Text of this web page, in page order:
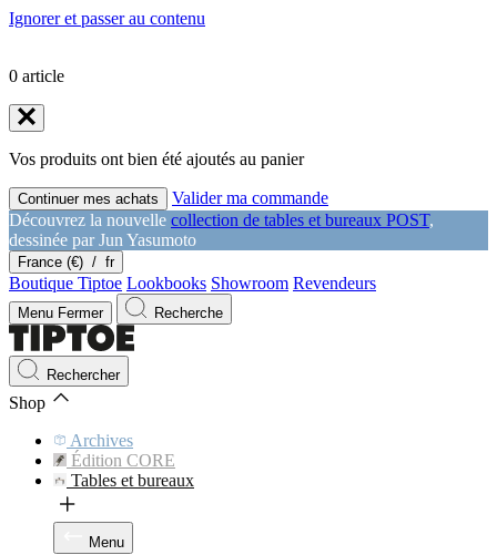
Ignorer et passer au contenu
0 article
Vos produits ont bien été ajoutés au panier
Continuer mes achats
Valider ma commande
Découvrez la nouvelle collection de tables et bureaux POST,
dessinée par Jun Yasumoto
France (€) / fr
Boutique Tiptoe Lookbooks Showroom Revendeurs
Menu Fermer Recherche
Rechercher
Shop
Archives
Édition CORE
Tables et bureaux
Menu